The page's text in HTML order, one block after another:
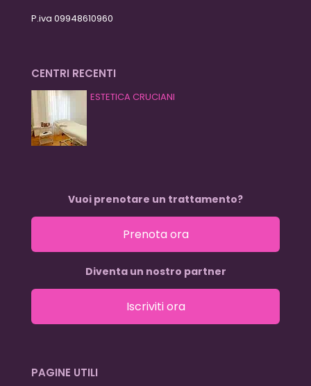
P.iva 09948610960
CENTRI RECENTI
ESTETICA CRUCIANI
Vuoi prenotare un trattamento?
Prenota ora
Diventa un nostro partner
Iscriviti ora
PAGINE UTILI